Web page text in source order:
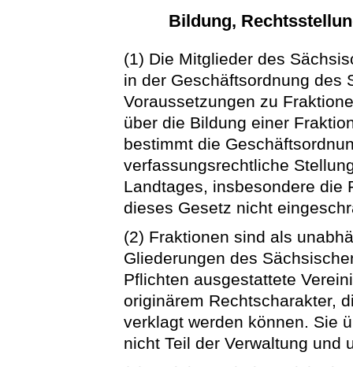
Bildung,
(1) Die Mitglieder des
in der Geschäftsordnung des
Voraussetzungen zu
über die Bildung einer
bestimmt die
verfassungsrechtliche
Landtages, insbesondere die
dieses Gesetz nicht
(2) Fraktionen sind als
Gliederungen des
Pflichten ausgestattete
originärem Rechtscharakter,
verklagt werden können. Sie
nicht Teil der Verwaltung und